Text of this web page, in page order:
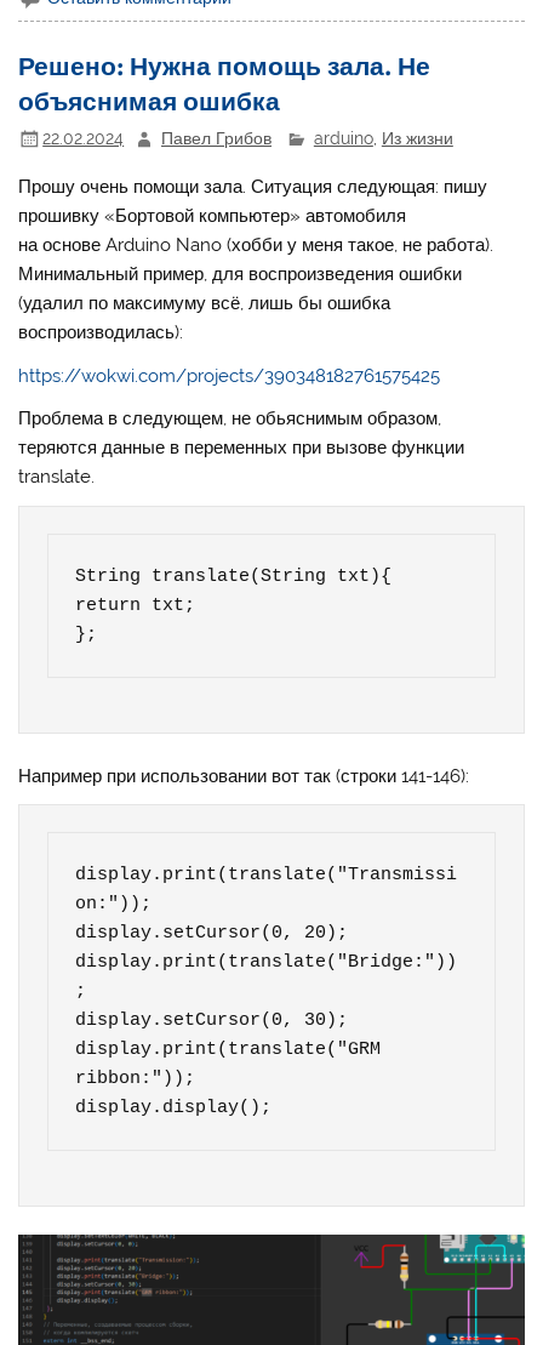
Решено: Нужна помощь зала. Не
объяснимая ошибка
22.02.2024 Павел Грибов arduino, Из жизни
Прошу очень помощи зала. Ситуация следующая: пишу
прошивку «Бортовой компьютер» автомобиля
на основе Arduino Nano (хобби у меня такое, не работа).
Минимальный пример, для воспроизведения ошибки
(удалил по максимуму всё, лишь бы ошибка
воспроизводилась):
https://wokwi.com/projects/390348182761575425
Проблема в следующем, не обьяснимым образом,
теряются данные в переменных при вызове функции
translate.
String translate(String txt){
return txt;
};
Например при использовании вот так (строки 141-146):
display.print(translate("Transmissi
on:"));
display.setCursor(0, 20);
display.print(translate("Bridge:"))
;
display.setCursor(0, 30);
display.print(translate("GRM
ribbon:"));
display.display();